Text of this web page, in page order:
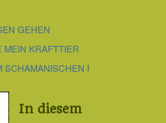
GEHEN
MEIN KRAFTTIER
SCHAMANISCHEN FLUSS
In diesem